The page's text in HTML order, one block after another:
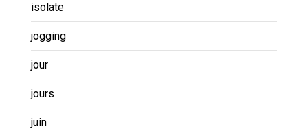
isolate
jogging
jour
jours
juin